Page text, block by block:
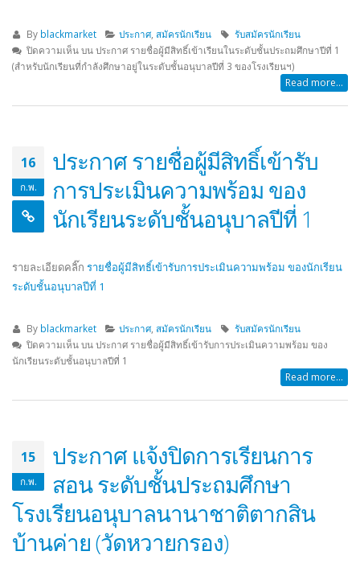
By blackmarket ประกาศ ,สมัครนักเรียน
รับสมัครนักเรียน
ปิดความเห็นบน ประกาศ รายชื่อผู้มีสิทธิ์เข้าเรียนในระดับชั้นประถมศึกษาปีที่ 1
(สำหรับนักเรียนที่กำลังศึกษาอยู่ในระดับชั้นอนุบาลปีที่ 3 ของโรงเรียนฯ)
Read more...
16
ก.พ.
ประกาศ รายชื่อผู้มีสิทธิ์เข้ารับ
การประเมินความพร้อม ของ
นักเรียนระดับชั้นอนุบาลปีที่ 1
รายละเอียดคลิ๊ก รายชื่อผู้มีสิทธิ์เข้ารับการประเมินความพร้อม ของนักเรียน
ระดับชั้นอนุบาลปีที่ 1
By blackmarket ประกาศ ,สมัครนักเรียน
รับสมัครนักเรียน
ปิดความเห็นบน ประกาศ รายชื่อผู้มีสิทธิ์เข้ารับการประเมินความพร้อม ของ
นักเรียนระดับชั้นอนุบาลปีที่ 1
Read more...
15
ก.พ.
ประกาศ แจ้งปิดการเรียนการ
สอน ระดับชั้นประถมศึกษา
โรงเรียนอนุบาลนานาชาติตากสิน
บ้านค่าย (วัดหวายกรอง)
ประกาศองค์การบริหารส่วนจังหวัดระยอง
เรื่อง ประกาศผู้ชนะการเสนอราคา
ประกวดราคาจ้างก่อสร้างโครงการ
ปรับปรุงอาคารอเนกประสงค์ (โดมแดง)
อิเล็กทรอนิกส์ (e-bidding)
21/07/2026
เรื่อง ประกวดราคาจ้างก่อสร้างโครงการ
ปรับปรุงอาคารอเนกประสงค์ (โดมแดง)
ภายในพื้นที่โรงเรียนฯ
โครงการปรับปรุงอาคารอเนกประสงค์
(โดมแดง) ภายในพื้นที่โรงเรียนฯ
06/06/2026
ประกาศ ประกวดราคาซื้อโครง
สนับสนุนค่าใช้จ่ายในการบริห
ศึกษา ค่าหนังสือเรียน ด้วยวิธีป
ราคาอิเล็กทรอนิกส์ (e-bidding)
ราคาอิเล็กทรอนิกส์ (e-bidding)
10/04/2026
ประกาศ เรื่อง ประกวดราคาซื้
จัดซื้อหนังสือเรียนฉบับภาษาจี
01/04/2026